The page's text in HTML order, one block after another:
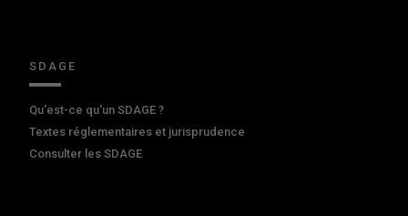
SDAGE
Qu'est-ce qu'un SDAGE ?
Textes réglementaires et jurisprudence
Consulter les SDAGE